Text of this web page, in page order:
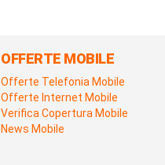
OFFERTE MOBILE
Offerte Telefonia Mobile
Offerte Internet Mobile
Verifica Copertura Mobile
News Mobile